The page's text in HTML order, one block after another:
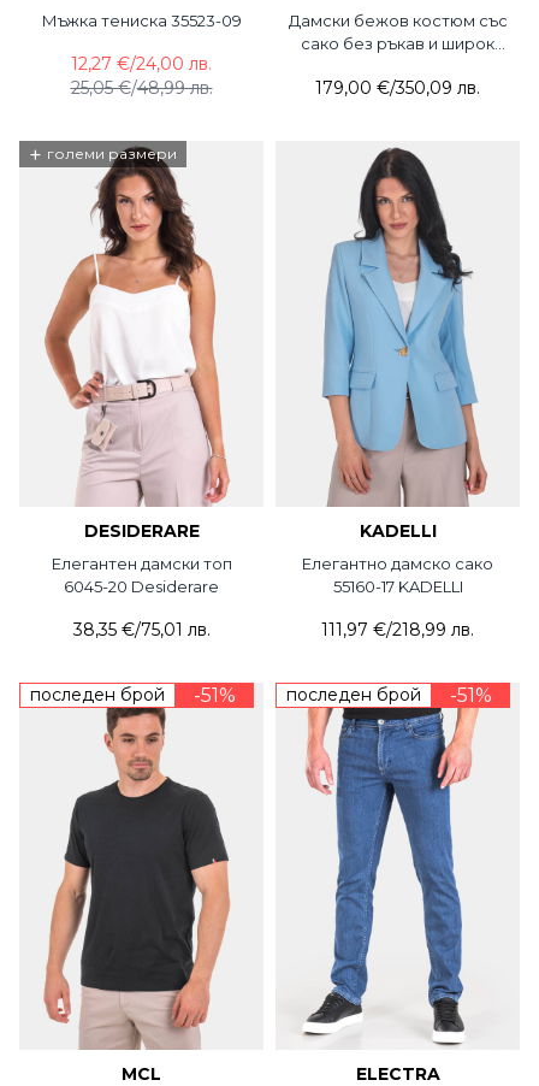
Мъжка тениска 35523-09
25,05 €/48,99 лв.
12,27 €/24,00 лв.
Дамски бежов костюм със
сако без ръкав и широк
179,00 €/350,09 лв.
+ големи размери
DESIDERARE
Елегантен дамски топ
6045-20 Desiderare
38,35 €/75,01 лв.
KADELLI
Елегантно дамско сако
55160-17 KADELLI
111,97 €/218,99 лв.
последен брой -51%
MCL
последен брой -51%
ELECTRA